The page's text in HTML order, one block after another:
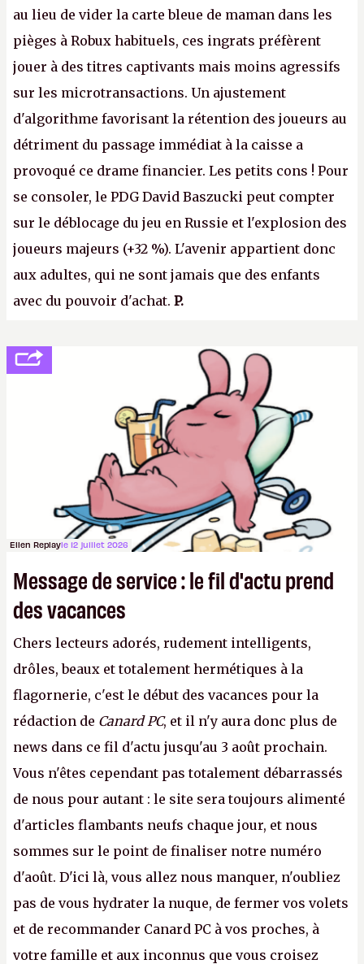
au lieu de vider la carte bleue de maman dans les
pièges à Robux habituels, ces ingrats préfèrent
jouer à des titres captivants mais moins agressifs
sur les microtransactions. Un ajustement
d'algorithme favorisant la rétention des joueurs au
détriment du passage immédiat à la caisse a
provoqué ce drame financier. Les petits cons ! Pour
se consoler, le PDG David Baszucki peut compter
sur le déblocage du jeu en Russie et l'explosion des
joueurs majeurs (+32 %). L'avenir appartient donc
aux adultes, qui ne sont jamais que des enfants
avec du pouvoir d'achat. P.
Ellen Replayle 12 juillet 2026
Message de service : le fil d'actu prend
des vacances
Chers lecteurs adorés, rudement intelligents,
drôles, beaux et totalement hermétiques à la
flagornerie, c'est le début des vacances pour la
rédaction de Canard PC, et il n'y aura donc plus de
news dans ce fil d'actu jusqu'au 3 août prochain.
Vous n'êtes cependant pas totalement débarrassés
de nous pour autant : le site sera toujours alimenté
d'articles flambants neufs chaque jour, et nous
sommes sur le point de finaliser notre numéro
d'août. D'ici là, vous allez nous manquer, n'oubliez
pas de vous hydrater la nuque, de fermer vos volets
et de recommander Canard PC à vos proches, à
votre famille et aux inconnus que vous croisez